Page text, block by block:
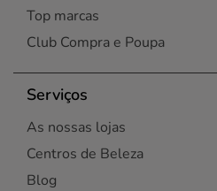
Top marcas
Club Compra e Poupa
Serviços
As nossas lojas
Centros de Beleza
Blog